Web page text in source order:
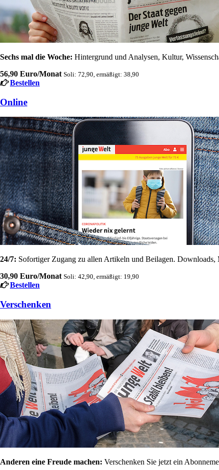
Sechs mal die Woche: Hintergrund und Analysen, Kultur,
56,90 Euro/Monat Soli: 72,90, ermäßigt: 38,90
Bestellen
Online
24/7: Sofortiger Zugang zu allen Artikeln und Beilagen. Downloads,
30,90 Euro/Monat Soli: 42,90, ermäßigt: 19,90
Bestellen
Verschenken
Anderen eine Freude machen: Verschenken Sie jetzt ein